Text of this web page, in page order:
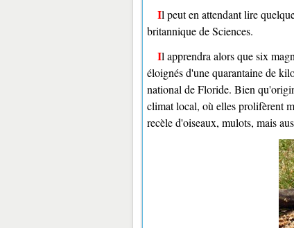
Il peut en attendant lire
britannique de Sciences.
Il apprendra alors que six magnifiques spécimens de pythons birmans ont en effet été capturés puis
éloignés d'une quarantaine de
national de Floride. Bien
climat local, où elles prolifèrent
recèle d'oiseaux, mulots, mais